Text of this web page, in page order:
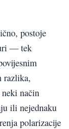
postoje
— tek
razlika,
način
ili nejednaku
polarizacije